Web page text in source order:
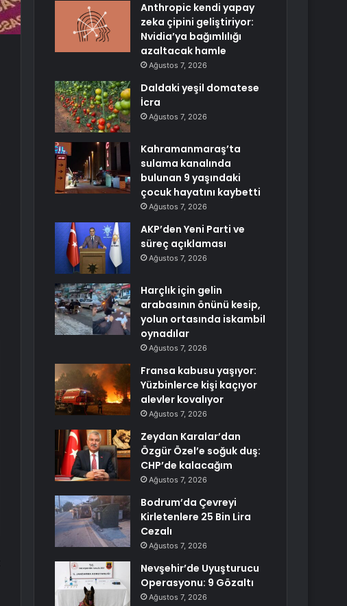
Anthropic kendi yapay
zeka çipini geliştiriyor:
Nvidia’ya bağımlılığı
azaltacak hamle
Ağustos 7, 2026
Daldaki yeşil domatese
İcra
Ağustos 7, 2026
Kahramanmaraş’ta
sulama kanalında
bulunan 9 yaşındaki
çocuk hayatını kaybetti
Ağustos 7, 2026
AKP’den Yeni Parti ve
süreç açıklaması
Ağustos 7, 2026
Harçlık için gelin
arabasının önünü kesip,
yolun ortasında iskambil
oynadılar
Ağustos 7, 2026
Fransa kabusu yaşıyor:
Yüzbinlerce kişi kaçıyor
alevler kovalıyor
Ağustos 7, 2026
Zeydan Karalar’dan
Özgür Özel’e soğuk duş:
CHP’de kalacağım
Ağustos 7, 2026
Bodrum’da Çevreyi
Kirletenlere 25 Bin Lira
Cezalı
Ağustos 7, 2026
Nevşehir’de Uyuşturucu
Operasyonu: 9 Gözaltı
Ağustos 7, 2026